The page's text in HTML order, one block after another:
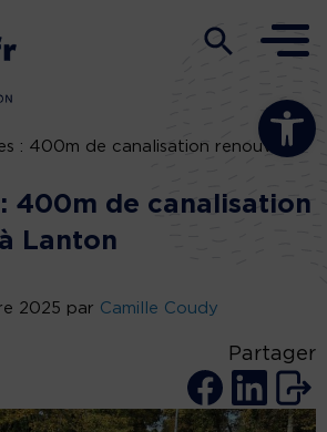
Ouvrir la
: 400m de canalisation renouvelés
: 400m de canalisation
Lanton
2025 par Camille Coudy
Partager